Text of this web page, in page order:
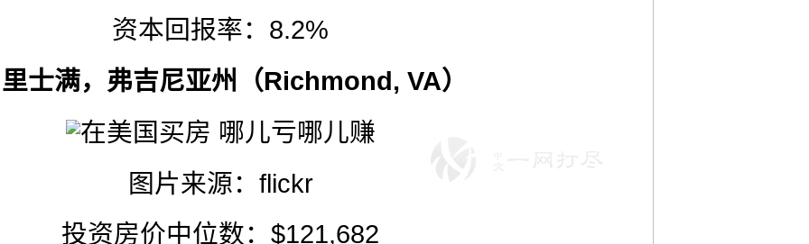
资本回报率：8.2%
士满，弗吉尼亚州（Richmond, VA）
图片来源： flickr
投资房价中位数：$121,682